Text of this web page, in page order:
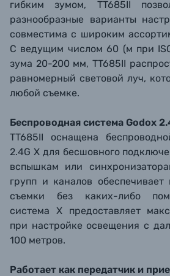
гибким зумом, TT685II
разнообразные варианты
совместима с широким
С ведущим числом 60 (м при
зума 20-200 мм, TT685II
равномерный световой луч,
любой съемке.
Беспроводная система Godox
TT685II оснащена
2.4G X для бесшовного
вспышкам или
групп и каналов
съемки без каких-либо
система X предоставляет
при настройке освещения с
100 метров.
Работает как передатчик и